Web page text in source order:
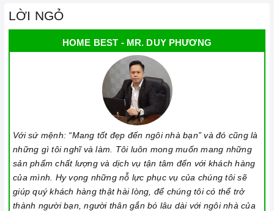
Bếp từ bị hư hỏng, cần được sửa chữa
QUY TRÌNH SỬA CHỮA, THAY THẾ LINH KIỆN
Bước 1:Khách hàng có nhu cầusửa chữabếp điện
hồng ngoại tại Homebest Care,vui lòng liên hệ đến
SĐT 028 66 79 8989 hoặc 0933 800 899. Chuyên viên
chăm sóc khách hàng của chúng tôi sẽ tiếp nhận và gửi
tới bộ phận kỹ thuật.
LỜI NGỎ
HOME BEST - MR. DUY PHƯƠNG
Với sứ mệnh: “Mang tốt đẹp đến ngôi nhà bạn” và đó cũng là
những gì tôi nghĩ và làm. Tôi luôn mong muốn mang những
sản phẩm chất lượng và dịch vụ tận tâm đến với khách hàng
của mình. Hy vọng những nỗ lực phục vụ của chúng tôi sẽ
giúp quý khách hàng thật hài lòng, để chúng tôi có thể trở
thành người bạn, người thân gắn bó lâu dài với ngôi nhà của